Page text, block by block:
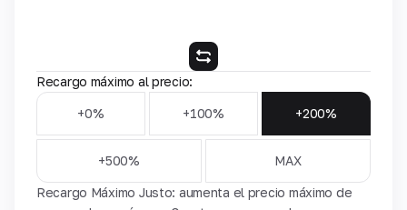
Recargo máximo al precio:
+0% +100% +200%
+500% MAX
Recargo Máximo Justo: aumenta el precio máximo de